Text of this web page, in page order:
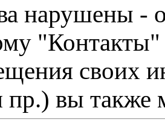
нарушены -
"Контакты"
своих
пр.) вы также